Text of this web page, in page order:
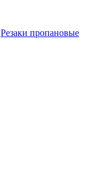
Резаки пропановые